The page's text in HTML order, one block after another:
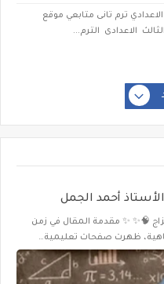
ترم تانى متابعي موقع
الاعدادى الترم...
أحمد الجمل
🧠✨ ✨ مقدمة المقال في زمن
ظهرت صفحات تعليمية…